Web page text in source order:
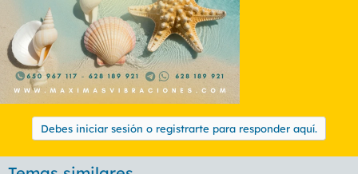
Debes iniciar sesión o registrarte para responder aquí.